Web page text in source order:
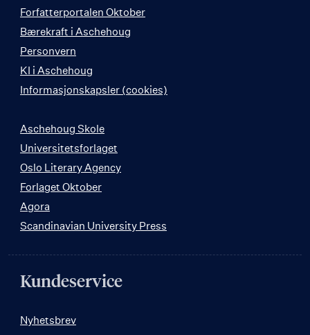
Forfatterportalen Oktober
Bærekraft i Aschehoug
Personvern
KI i Aschehoug
Informasjonskapsler (cookies)
Aschehoug Skole
Universitetsforlaget
Oslo Literary Agency
Forlaget Oktober
Agora
Scandinavian University Press
Kundeservice
Nyhetsbrev